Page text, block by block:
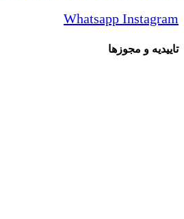
Whatsapp Instagram
تاییدیه و مجوزها